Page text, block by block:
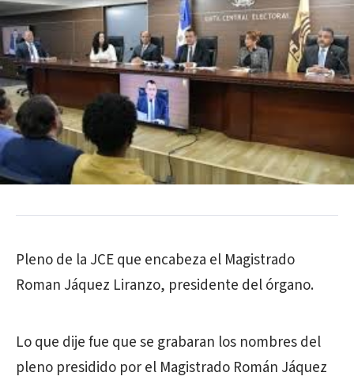
Pleno de la JCE que encabeza el Magistrado
Roman Jáquez Liranzo, presidente del órgano.
Lo que dije fue que se grabaran los nombres del
pleno presidido por el Magistrado Román Jáquez